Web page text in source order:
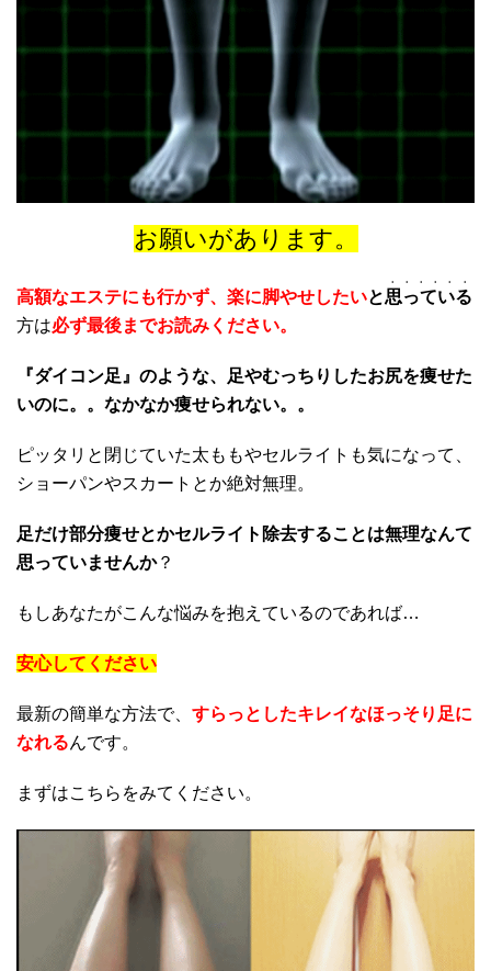
お願いがあります。
高額なエステにも行かず、楽に脚やせしたいと思っている
・・・・・・
方は必ず最後までお読みください。
『ダイコン足』のような、足やむっちりしたお尻を痩せた
いのに。。なかなか痩せられない。。
ピッタリと閉じていた太ももやセルライトも気になって、
ショーパンやスカートとか絶対無理。
足だけ部分痩せとかセルライト除去することは無理なんて
思っていませんか？
もしあなたがこんな悩みを抱えているのであれば…
安心してください
最新の簡単な方法で、 すらっとしたキレイなほっそり足に
なれるんです。
まずはこちらをみてください。